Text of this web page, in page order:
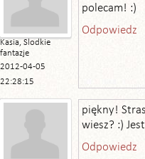
Kasia, Slodkie
fantazje
2012-04-05
22:28:15
polecam! :)
Odpowiedz
piękny!
wiesz? :)
Odpowiedz